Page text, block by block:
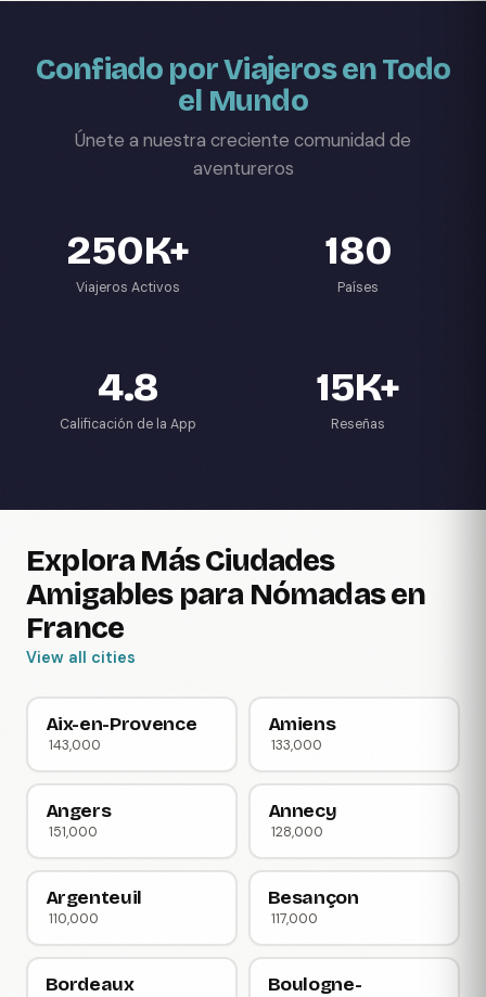
Confiado por Viajeros en Todo
el Mundo
Únete a nuestra creciente comunidad de
aventureros
250K+
Viajeros Activos
180
Países
4.8
Calificación de la App
15K+
Reseñas
Explora Más Ciudades
Amigables para Nómadas en
France
View all cities
Aix-en-Provence
143,000
Amiens
133,000
Angers
151,000
Annecy
128,000
Argenteuil
110,000
Besançon
117,000
Bordeaux
Boulogne-